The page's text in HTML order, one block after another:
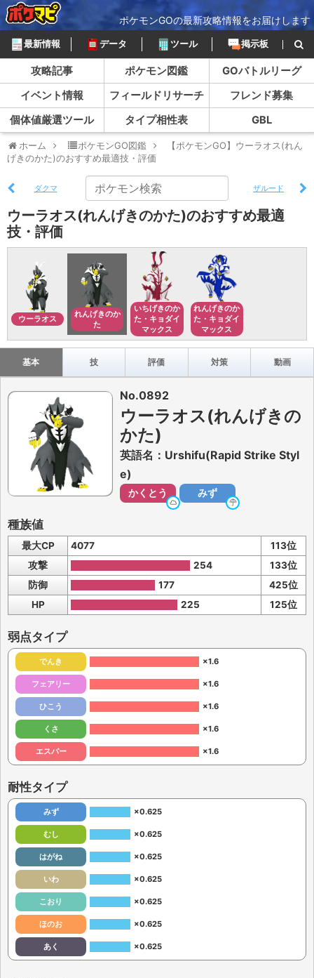
ポケモンGOの最新攻略情報をお届けします
最新情報 データ ツール 掲示板
攻略記事 ポケモン図鑑
GOバトルリーグ
イベント情報
フィールドリサーチ
フレンド募集
個体値厳選ツール
タイプ相性表 GBL
ホーム ポケモンGO図鑑
【ポケモンGO】ウーラオス(れん
げきのかた)のおすすめ最適技・評価
ダクマ ザルード
ウーラオス(れんげきのかた)のおすすめ最適
技・評価
ウーラオス
れんげきのか
た
いちげきのか
た・キョダイ
マックス
れんげきのか
た・キョダイ
マックス
基本 技 評価 対策 動画
No.0892
ウーラオス(れんげきの
かた)
英語名：Urshifu(Rapid Strike Styl
e)
かくとう みず
種族値
最大CP 4077
113位
攻撃
254
133位
防御
177
425位
HP
225 125位
弱点タイプ
でんき ×1.6
フェアリー ×1.6
ひこう ×1.6
くさ ×1.6
エスパー ×1.6
耐性タイプ
みず ×0.625
むし ×0.625
はがね ×0.625
いわ ×0.625
こおり ×0.625
ほのお ×0.625
あく ×0.625